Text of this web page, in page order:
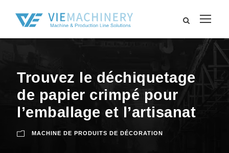
Trouvez le déchiquetage
de papier crimpé pour
l’emballage et l’artisanat
MACHINE DE PRODUITS DE DÉCORATION